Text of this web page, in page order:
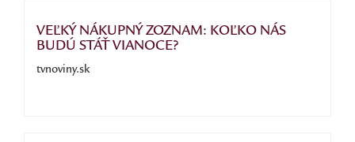
VEĽKÝ NÁKUPNÝ ZOZNAM: KOĽKO NÁS
BUDÚ STÁŤ VIANOCE?
tvnoviny.sk